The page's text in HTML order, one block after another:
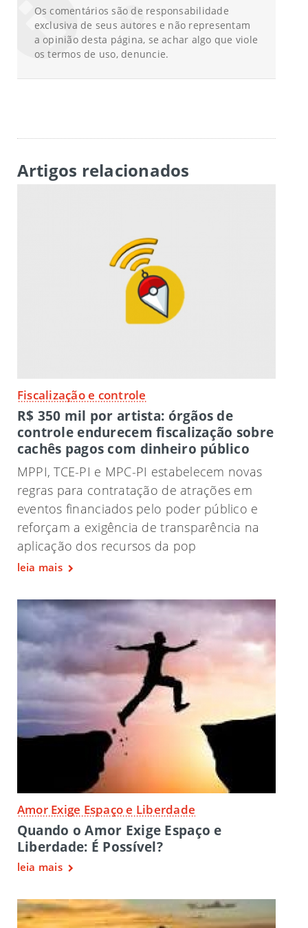
Os comentários são de responsabilidade
exclusiva de seus autores e não representam
a opinião desta página, se achar algo que viole
os termos de uso, denuncie.
Artigos relacionados
Fiscalização e controle
R$ 350 mil por artista: órgãos de
controle endurecem fiscalização sobre
cachês pagos com dinheiro público
MPPI, TCE-PI e MPC-PI estabelecem novas
regras para contratação de atrações em
eventos financiados pelo poder público e
reforçam a exigência de transparência na
aplicação dos recursos da pop
leia mais
Amor Exige Espaço e Liberdade
Quando o Amor Exige Espaço e
Liberdade: É Possível?
leia mais